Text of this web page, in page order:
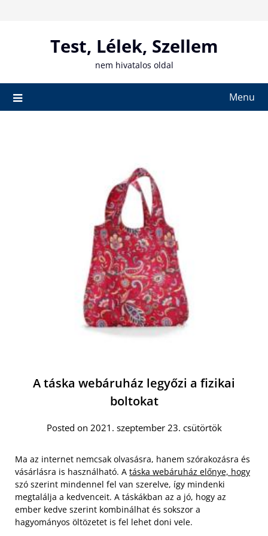
Test, Lélek, Szellem
nem hivatalos oldal
Menu
A táska webáruház legyőzi a fizikai
boltokat
Posted on 2021. szeptember 23. csütörtök
Ma az internet nemcsak olvasásra, hanem szórakozásra és
vásárlásra is használható. A táska webáruház előnye, hogy
szó szerint mindennel fel van szerelve, így mindenki
megtalálja a kedvenceit. A táskákban az a jó, hogy az
ember kedve szerint kombinálhat és sokszor a
hagyományos öltözetet is fel lehet doni vele.